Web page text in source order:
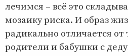
лечимся – всё это
мозаику риска. И образ
радикально отличается от
родители и бабушки с